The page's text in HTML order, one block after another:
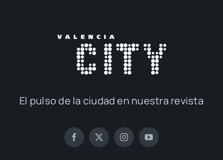
El pul­so de la ciu­dad en nues­tra revis­ta